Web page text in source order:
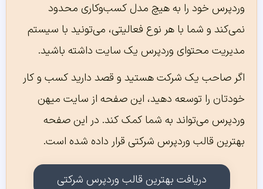
وردپرس خود را به هیچ مدل کسب‌‌و‌کاری محدود
نمی‌‌کند و شما با هر نوع فعالیتی، می‌‌تونید با سیستم
مدیریت محتوای وردپرس یک سایت داشته باشید.
اگر صاحب یک شرکت هستید و قصد دارید کسب و کار
خودتان را توسعه دهید، این صفحه از سایت میهن
وردپرس می‌تواند به شما کمک کند. در این صفحه
بهترین قالب وردپرس شرکتی قرار داده شده است.
دریافت بهترین قالب وردپرس شرکتی